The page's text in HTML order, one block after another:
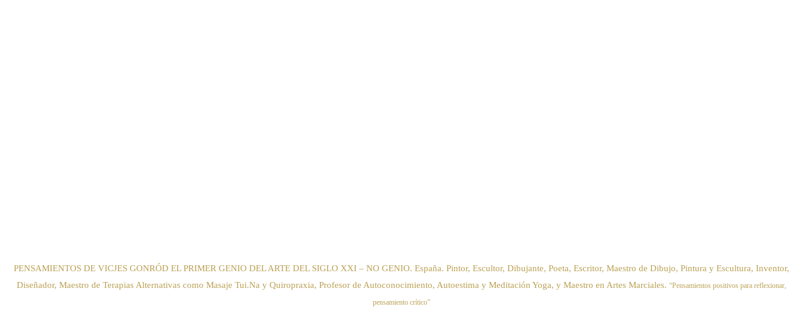
PENSAMIENTOS DE VICJES GONRÓD EL PRIMER GENIO DEL ARTE DEL SIGLO XXI – NO GENIO. España. Pintor, Escultor, Dibujante, Poeta, Escritor, Maestro de Dibujo, Pintura y Escultura, Inventor,
Diseñador, Maestro de Terapias Alternativas como Masaje Tui.Na y Quiropraxia, Profesor de Autoconocimiento, Autoestima y Meditación Yoga, y Maestro en Artes Marciales. “Pensamientos positivos para reflexionar,
pensamiento crítico”